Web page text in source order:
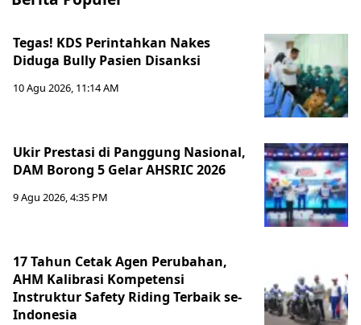
Tegas! KDS Perintahkan Nakes
Diduga Bully Pasien Disanksi
10 Agu 2026, 11:14 AM
Ukir Prestasi di Panggung Nasional,
DAM Borong 5 Gelar AHSRIC 2026
9 Agu 2026, 4:35 PM
17 Tahun Cetak Agen Perubahan,
AHM Kalibrasi Kompetensi
Instruktur Safety Riding Terbaik se-
Indonesia